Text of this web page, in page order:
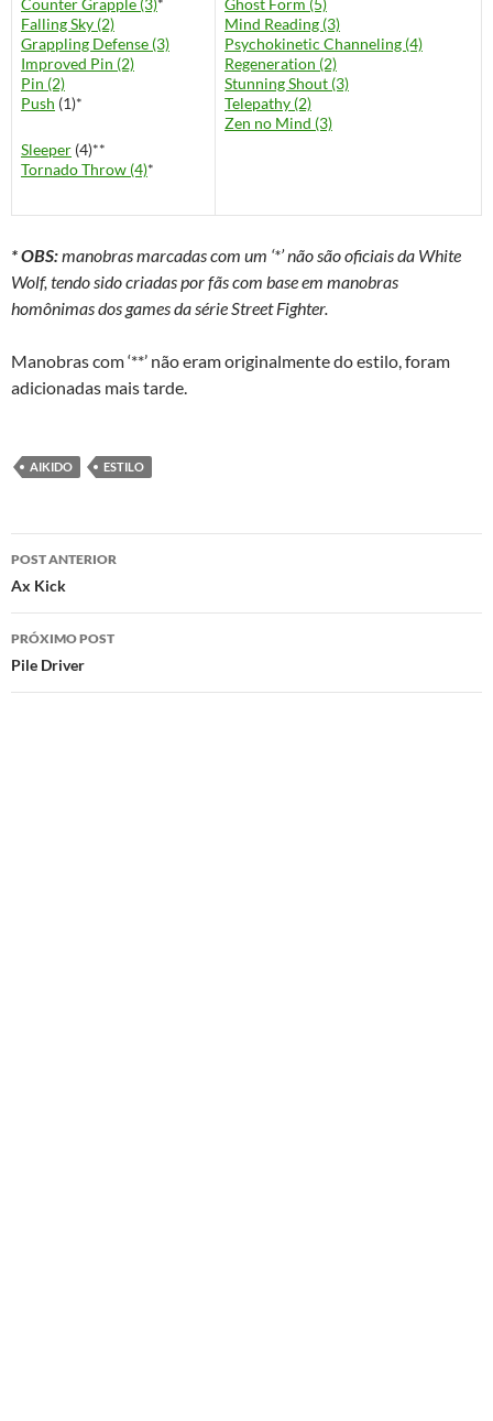
Falling Sky (2)
Grappling Defense (3)
Improved Pin (2)
Pin (2)
Push (1)*
Sleeper (4)**
Tornado Throw (4)*
Mind Reading (3)
Psychokinetic Channeling (4)
Regeneration (2)
Stunning Shout (3)
Telepathy (2)
Zen no Mind (3)
* OBS:manobras marcadas com um ‘*’ não são oficiais da White
Wolf, tendo sido criadas por fãs com base em manobras
homônimas dos games da série Street Fighter.
Manobras com ‘**’ não eram originalmente do estilo, foram
adicionadas mais tarde.
AIKIDO ESTILO
Navegação
de
posts
POST ANTERIOR
Ax Kick
PRÓXIMO POST
Pile Driver